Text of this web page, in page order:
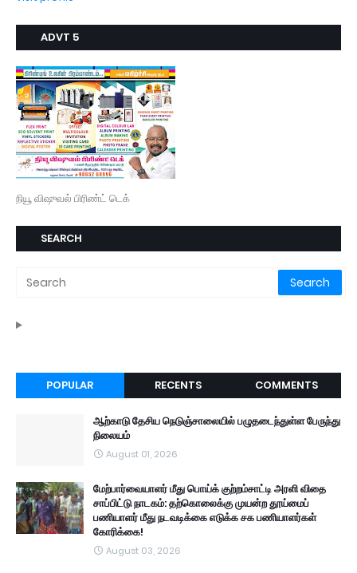
ADVT 5
நியூ விஷுவல் பிரிண்ட் டெக்
SEARCH
POPULAR RECENTS COMMENTS
ஆற்காடு தேசிய நெடுஞ்சாலையில் பழுதடைந்துள்ள பேருந்து
நிலையம்
August 01, 2026
மேற்பார்வையாளர் மீது பொய்க் குற்றம்சாட்டி அரளி விதை
சாப்பிட்டு நாடகம்: தற்கொலைக்கு முயன்ற தூய்மைப்
பணியாளர் மீது நடவடிக்கை எடுக்க சக பணியாளர்கள்
கோரிக்கை!
August 03, 2026